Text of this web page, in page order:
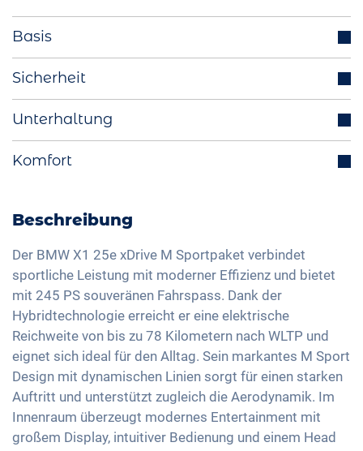
Basis
Start-Stop Funktion
Aussenspiegel elektrisch einklappbar
Multifunktionslenkrad
Ladekabel Mode 3 Typ 2
LED-Rückleuchten
Licht- und Regensensor
Aussenspiegel automatisch abblendend
Aussenspiegel elektrisch verstellbar
Innenspiegel automatisch abblendend
19 Zoll Alufelgen
Scheinwerfer Matrix-LED
Sicherheit
Spurhalteassistent
Verkehrszeichenerkennung
Fernlichtassistent
Müdigkeitserkennung
Alarmanlage
Reifendruckkontrolle
Notbremsassistent
Fussgängererkennung
Unterhaltung
Freisprechanlage
Soundsystem
Sprachsteuerung
USB-Schnittstelle
Apple Car Play
Android Auto
Touchscreen
Wireless Charging
Full Digital Cockpit
Komfort
Aktive Einparkhilfe
2-Zonen Klimaautomatik
Keyless Entry & Go
Sitzheizung vorne
Sportsitze
Memory Sitzeinstellung
Getönte Scheiben
Ambientbeleuchtung
Beschreibung
Der BMW X1 25e xDrive M Sportpaket verbindet
sportliche Leistung mit moderner Effizienz und bietet
mit 245 PS souveränen Fahrspass. Dank der
Hybridtechnologie erreicht er eine elektrische
Reichweite von bis zu 78 Kilometern nach WLTP und
eignet sich ideal für den Alltag. Sein markantes M Sport
Design mit dynamischen Linien sorgt für einen starken
Auftritt und unterstützt zugleich die Aerodynamik. Im
Innenraum überzeugt modernes Entertainment mit
großem Display, intuitiver Bedienung und einem Head